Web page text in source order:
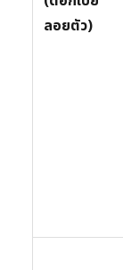
ลอยตัว)